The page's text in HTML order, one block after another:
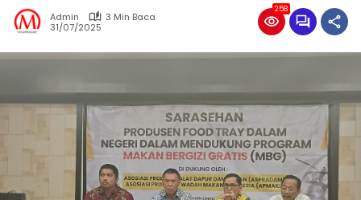
Admin
3 Min Baca
31/07/2025
258